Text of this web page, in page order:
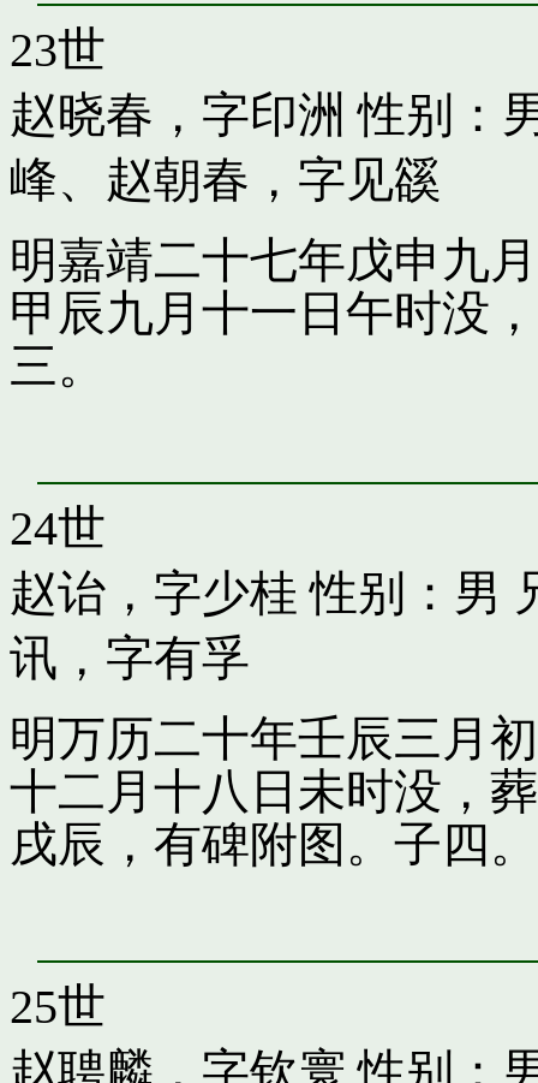
23世
赵晓春，字印洲 性别：
峰、 赵朝春，字见豀
明嘉靖二十七年戊申九
甲辰九月十一日午时没
三。
24世
赵诒，字少桂 性别：男
讯，字有孚
明万历二十年壬辰三月
十二月十八日未时没，
戌辰，有碑附图。子四。
25世
赵聘麟，字钦寰 性别：